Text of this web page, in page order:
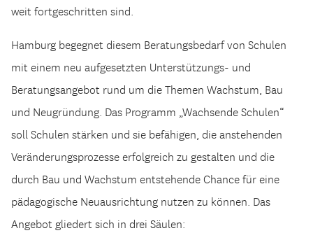
weit fortgeschritten sind.
Hamburg begegnet diesem Beratungsbedarf von Schulen
mit einem neu aufgesetzten Unterstützungs- und
Beratungsangebot rund um die Themen Wachstum, Bau
und Neugründung. Das Programm „Wachsende Schulen“
soll Schulen stärken und sie befähigen, die anstehenden
Veränderungsprozesse erfolgreich zu gestalten und die
durch Bau und Wachstum entstehende Chance für eine
pädagogische Neuausrichtung nutzen zu können. Das
Angebot gliedert sich in drei Säulen: